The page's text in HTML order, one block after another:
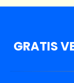
GRATIS